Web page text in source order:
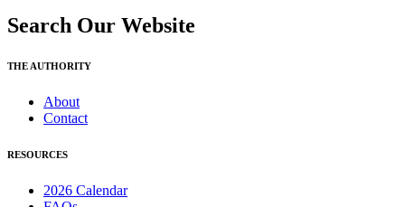
Search Our Website
THE AUTHORITY
About
Contact
RESOURCES
2026 Calendar